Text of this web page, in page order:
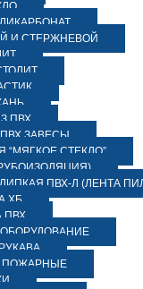
И СТЕРЖНЕВОЙ
ПВХ
ЗАВЕСЫ
“МЯГКОЕ СТЕКЛО”
ПВХ-Л (ЛЕНТА
ХБ
ПВХ
ПОЖАРНЫЕ